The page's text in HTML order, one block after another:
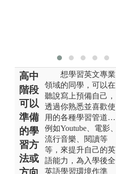
高中
階段
可以
準備
的學
習方
法或
想學習英文專業
領域的同學，可以在
聽說寫上預備自己，
透過你熟悉並喜歡使
用的各種學習管道…
例如Youtube、電影、
流行音樂、閱讀等
等，來提升自己的英
語能力，為入學後全
英語學習環境作準